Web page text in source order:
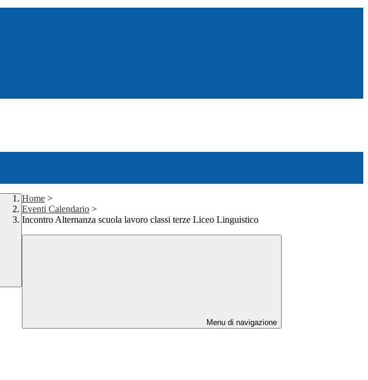
Home >
Eventi Calendario >
Incontro Alternanza scuola lavoro classi terze Liceo Linguistico
Menu di navigazione